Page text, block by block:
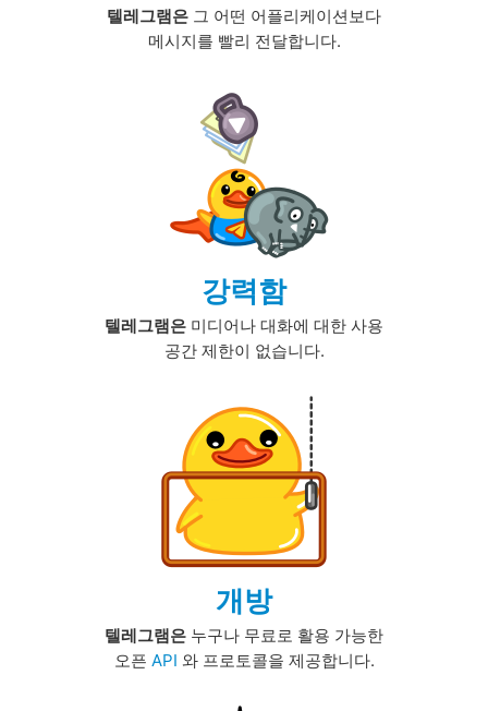
텔레그램은 그 어떤 어플리케이션보다
메시지를 빨리 전달합니다.
강력함
텔레그램은 미디어나 대화에 대한 사용
공간 제한이 없습니다.
개방
텔레그램은 누구나 무료로 활용 가능한
오픈 API 와 프로토콜을 제공합니다.